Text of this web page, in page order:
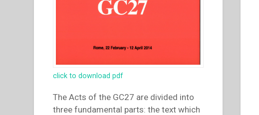
click to download pdf
The Acts of the GC27 are divided into
three fundamental parts: the text which